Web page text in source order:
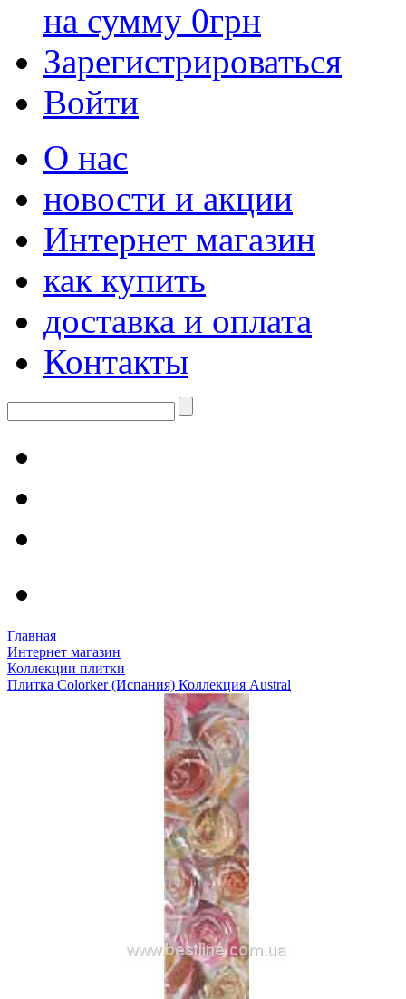
на сумму 0грн
Зарегистрироваться
Войти
О нас
новости и акции
Интернет магазин
как купить
доставка и оплата
Контакты
Главная
Интернет магазин
Коллекции плитки
Плитка Colorker (Испания) Коллекция Austral